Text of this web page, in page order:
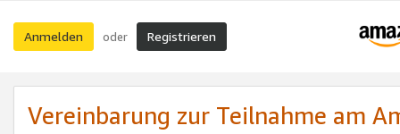
Anmelden oder Registrieren
Vereinbarung zur Teilnahme am